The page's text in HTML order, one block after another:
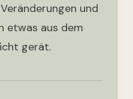
und
etwas aus dem
gerät.